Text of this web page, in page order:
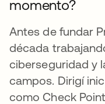
momento?
Antes de fundar
década
ciberseguridad y
campos. Dirigí
como Check